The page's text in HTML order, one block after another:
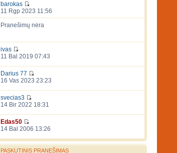
barokas
11 Rgp 2023 11:56
Pranešimų nėra
ivas
11 Bal 2019 07:43
Darius 77
16 Vas 2023 23:23
svecias3
14 Bir 2022 18:31
Edas50
14 Bal 2006 13:26
PASKUTINIS PRANEŠIMAS